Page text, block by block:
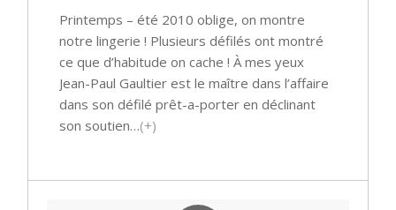
Printemps – été 2010 oblige, on montre
notre lingerie ! Plusieurs défilés ont montré
ce que d’habitude on cache ! À mes yeux
Jean-Paul Gaultier est le maître dans l’affaire
dans son défilé prêt-a-porter en déclinant
son soutien…(+)